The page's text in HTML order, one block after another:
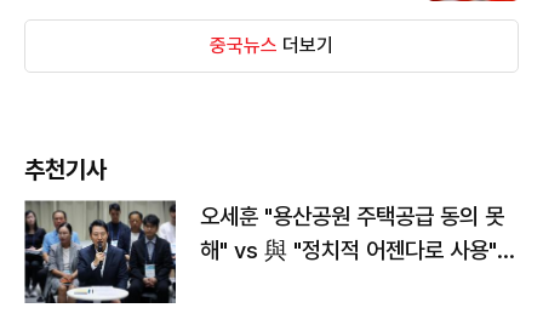
중국뉴스 더보기
추천기사
오세훈 "용산공원 주택공급 동의 못
해" vs 與 "정치적 어젠다로 사용"